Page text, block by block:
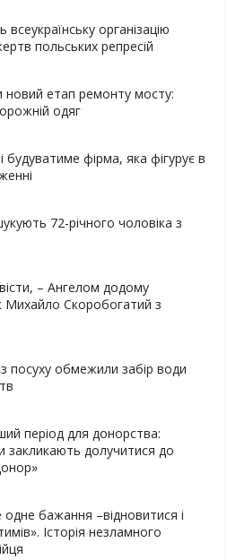
організацію
польських репресій
новий етап ремонту мосту:
одяг
будуватиме фірма, яка фігурує в
72-річного чоловіка з
– Ангелом додому
Михайло Скоробогатий з
посуху обмежили забір води
період для донорства:
закликають долучитися до
бажання –відновитися і
Історія незламного